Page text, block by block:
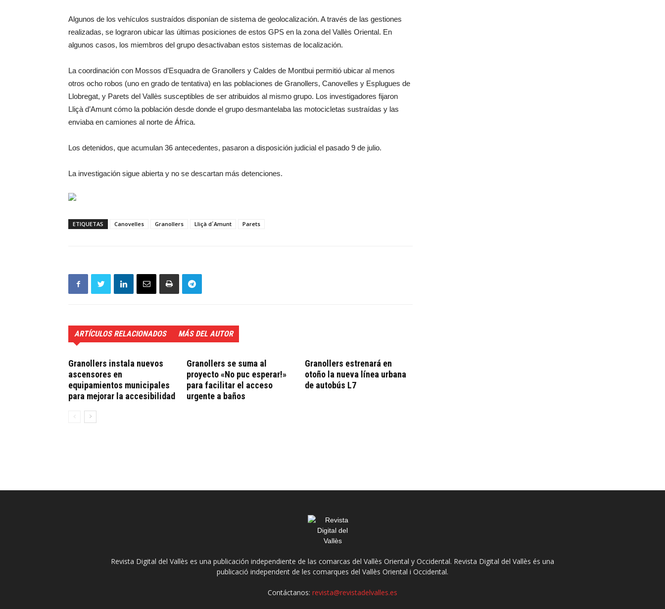
Algunos de los vehículos sustraídos disponían de sistema de geolocalización. A través de las gestiones
realizadas, se lograron ubicar las últimas posiciones de estos GPS en la zona del Vallès Oriental. En
algunos casos, los miembros del grupo desactivaban estos sistemas de localización.
La coordinación con Mossos d’Esquadra de Granollers y Caldes de Montbui permitió ubicar al menos
otros ocho robos (uno en grado de tentativa) en las poblaciones de Granollers, Canovelles y Esplugues de
Llobregat, y Parets del Vallès susceptibles de ser atribuidos al mismo grupo. Los investigadores fijaron
Lliçà d’Amunt cómo la población desde donde el grupo desmantelaba las motocicletas sustraídas y las
enviaba en camiones al norte de África.
Los detenidos, que acumulan 36 antecedentes, pasaron a disposición judicial el pasado 9 de julio.
La investigación sigue abierta y no se descartan más detenciones.
ETIQUETAS Canovelles Granollers Lliçà d´Amunt Parets
ARTÍCULOS RELACIONADOS MÁS DEL AUTOR
Granollers instala nuevos
ascensores en
equipamientos municipales
para mejorar la accesibilidad
Granollers se suma al
proyecto «No puc esperar!»
para facilitar el acceso
urgente a baños
Granollers estrenará en
otoño la nueva línea urbana
de autobús L7
Revista Digital del Vallès es una publicación independiente de las comarcas del Vallès Oriental y Occidental. Revista Digital del Vallès és una
publicació independent de les comarques del Vallès Oriental i Occidental.
Contáctanos: revista@revistadelvalles.es